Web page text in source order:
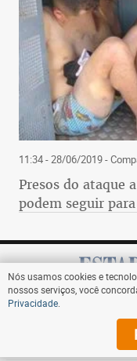
11:34 - 28/06/2019-
Presos do ataque
podem seguir
Nós usamos cookies e
nossos serviços, você
Privacidade